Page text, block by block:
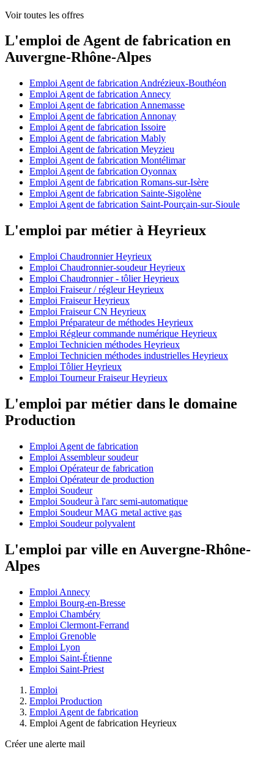
Voir toutes les offres
L'emploi de Agent de fabrication en
Auvergne-Rhône-Alpes
Emploi Agent de fabrication Andrézieux-Bouthéon
Emploi Agent de fabrication Annecy
Emploi Agent de fabrication Annemasse
Emploi Agent de fabrication Annonay
Emploi Agent de fabrication Issoire
Emploi Agent de fabrication Mably
Emploi Agent de fabrication Meyzieu
Emploi Agent de fabrication Montélimar
Emploi Agent de fabrication Oyonnax
Emploi Agent de fabrication Romans-sur-Isère
Emploi Agent de fabrication Sainte-Sigolène
Emploi Agent de fabrication Saint-Pourçain-sur-Sioule
L'emploi par métier à Heyrieux
Emploi Chaudronnier Heyrieux
Emploi Chaudronnier-soudeur Heyrieux
Emploi Chaudronnier - tôlier Heyrieux
Emploi Fraiseur / régleur Heyrieux
Emploi Fraiseur Heyrieux
Emploi Fraiseur CN Heyrieux
Emploi Préparateur de méthodes Heyrieux
Emploi Régleur commande numérique Heyrieux
Emploi Technicien méthodes Heyrieux
Emploi Technicien méthodes industrielles Heyrieux
Emploi Tôlier Heyrieux
Emploi Tourneur Fraiseur Heyrieux
L'emploi par métier dans le domaine
Production
Emploi Agent de fabrication
Emploi Assembleur soudeur
Emploi Opérateur de fabrication
Emploi Opérateur de production
Emploi Soudeur
Emploi Soudeur à l'arc semi-automatique
Emploi Soudeur MAG metal active gas
Emploi Soudeur polyvalent
L'emploi par ville en Auvergne-Rhône-
Alpes
Emploi Annecy
Emploi Bourg-en-Bresse
Emploi Chambéry
Emploi Clermont-Ferrand
Emploi Grenoble
Emploi Lyon
Emploi Saint-Étienne
Emploi Saint-Priest
Emploi
Emploi Production
Emploi Agent de fabrication
Emploi Agent de fabrication Heyrieux
Créer une alerte mail